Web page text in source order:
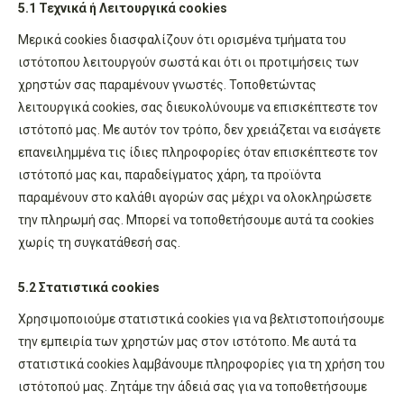
5.1 Τεχνικά ή Λειτουργικά cookies
Μερικά cookies διασφαλίζουν ότι ορισμένα τμήματα του
ιστότοπου λειτουργούν σωστά και ότι οι προτιμήσεις των
χρηστών σας παραμένουν γνωστές. Τοποθετώντας
λειτουργικά cookies, σας διευκολύνουμε να επισκέπτεστε τον
ιστότοπό μας. Με αυτόν τον τρόπο, δεν χρειάζεται να εισάγετε
επανειλημμένα τις ίδιες πληροφορίες όταν επισκέπτεστε τον
ιστότοπό μας και, παραδείγματος χάρη, τα προϊόντα
παραμένουν στο καλάθι αγορών σας μέχρι να ολοκληρώσετε
την πληρωμή σας. Μπορεί να τοποθετήσουμε αυτά τα cookies
χωρίς τη συγκατάθεσή σας.
5.2 Στατιστικά cookies
Χρησιμοποιούμε στατιστικά cookies για να βελτιστοποιήσουμε
την εμπειρία των χρηστών μας στον ιστότοπο. Με αυτά τα
στατιστικά cookies λαμβάνουμε πληροφορίες για τη χρήση του
ιστότοπού μας. Ζητάμε την άδειά σας για να τοποθετήσουμε